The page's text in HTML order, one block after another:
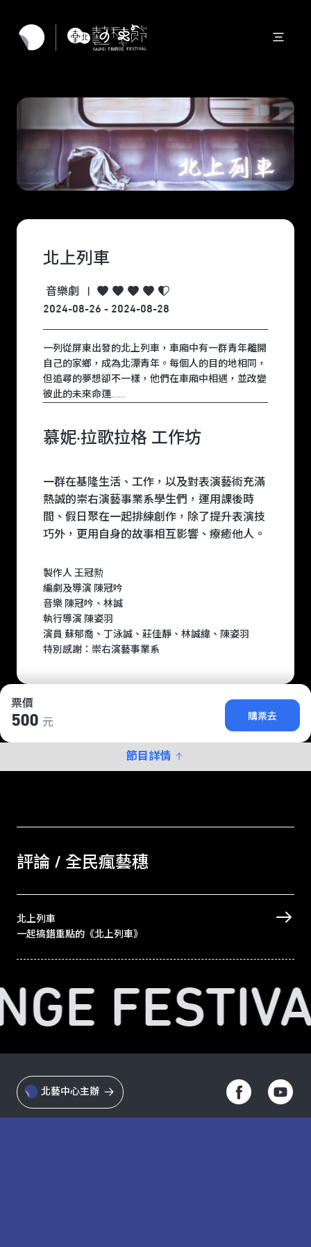
票價
500 元
購票去
節目詳情
北上列車
音樂劇
2024-08-26 - 2024-08-28
一列從屏東出發的北上列車，車廂中有一群青年離開
自己的家鄉，成為北漂青年。每個人的目的地相同，
但追尋的夢想卻不一樣，他們在車廂中相遇，並改變
彼此的未來命運……
慕妮·拉歌拉格 工作坊
一群在基隆生活、工作，以及對表演藝術充滿
熱誠的崇右演藝事業系學生們，運用課後時
間、假日聚在一起排練創作，除了提升表演技
巧外，更用自身的故事相互影響、療癒他人。
製作人 王冠勲
編劇及導演 陳冠吟
音樂 陳冠吟、林誠
執行導演 陳姿羽
演員 蘇郁喬、丁泳誠、莊佳靜、林誠緯、陳姿羽
特別感謝：崇右演藝事業系
評論 / 全民瘋藝穗
北上列車
一起搞錯重點的《北上列車》
北藝中心主辦